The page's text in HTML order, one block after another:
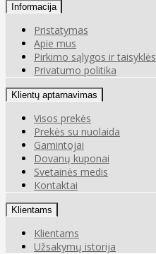
Informacija
Pristatymas
Apie mus
Pirkimo sąlygos ir taisyklės
Privatumo politika
Klientų aptarnavimas
Visos prekės
Prekės su nuolaida
Gamintojai
Dovanų kuponai
Svetainės medis
Kontaktai
Klientams
Klientams
Užsakymų istorija